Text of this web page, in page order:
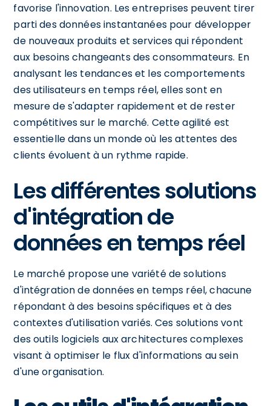
favorise l'innovation. Les entreprises peuvent tirer
parti des données instantanées pour développer
de nouveaux produits et services qui répondent
aux besoins changeants des consommateurs. En
analysant les tendances et les comportements
des utilisateurs en temps réel, elles sont en
mesure de s'adapter rapidement et de rester
compétitives sur le marché. Cette agilité est
essentielle dans un monde où les attentes des
clients évoluent à un rythme rapide.
Les différentes solutions
d'intégration de
données en temps réel
Le marché propose une variété de solutions
d'intégration de données en temps réel, chacune
répondant à des besoins spécifiques et à des
contextes d'utilisation variés. Ces solutions vont
des outils logiciels aux architectures complexes
visant à optimiser le flux d'informations au sein
d'une organisation.